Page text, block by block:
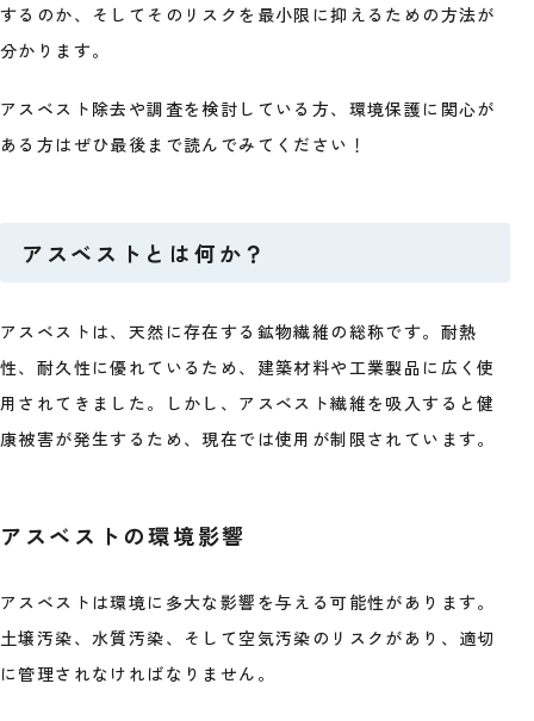
するのか、そしてそのリスクを最小限に抑えるための方法が
分かります。
アスベスト除去や調査を検討している方、環境保護に関心が
ある方はぜひ最後まで読んでみてください！
アスベストとは何か？
アスベストは、天然に存在する鉱物繊維の総称です。耐熱
性、耐久性に優れているため、建築材料や工業製品に広く使
用されてきました。しかし、アスベスト繊維を吸入すると健
康被害が発生するため、現在では使用が制限されています。
アスベストの環境影響
アスベストは環境に多大な影響を与える可能性があります。
土壌汚染、水質汚染、そして空気汚染のリスクがあり、適切
に管理されなければなりません。